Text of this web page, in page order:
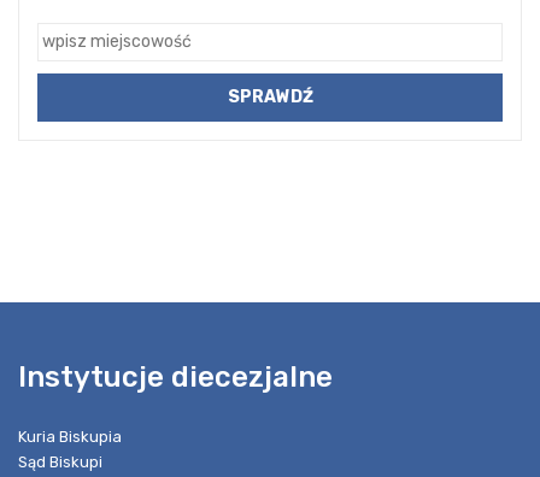
Instytucje diecezjalne
Kuria Biskupia
Sąd Biskupi